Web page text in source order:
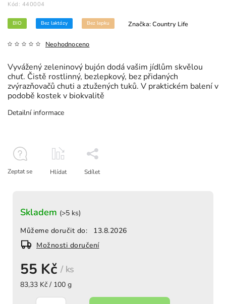
Kód: 440004
BIO Bez laktózy Bez lepku
Neohodnoceno
Značka:Country Life
55 Kč/ ks
83,33 Kč / 100 g
Skladem (>5 ks)
Můžeme doručit do:
13.8.2026
Možnosti doručení
Vyvážený zeleninový bujón dodá vašim jídlům skvělou
chuť. Čistě rostlinný, bezlepkový, bez přidaných
zvýrazňovačů chuti a ztužených tuků. V praktickém balení v
podobě kostek v biokvalitě
Detailní informace
Zeptat se Hlídat Sdílet